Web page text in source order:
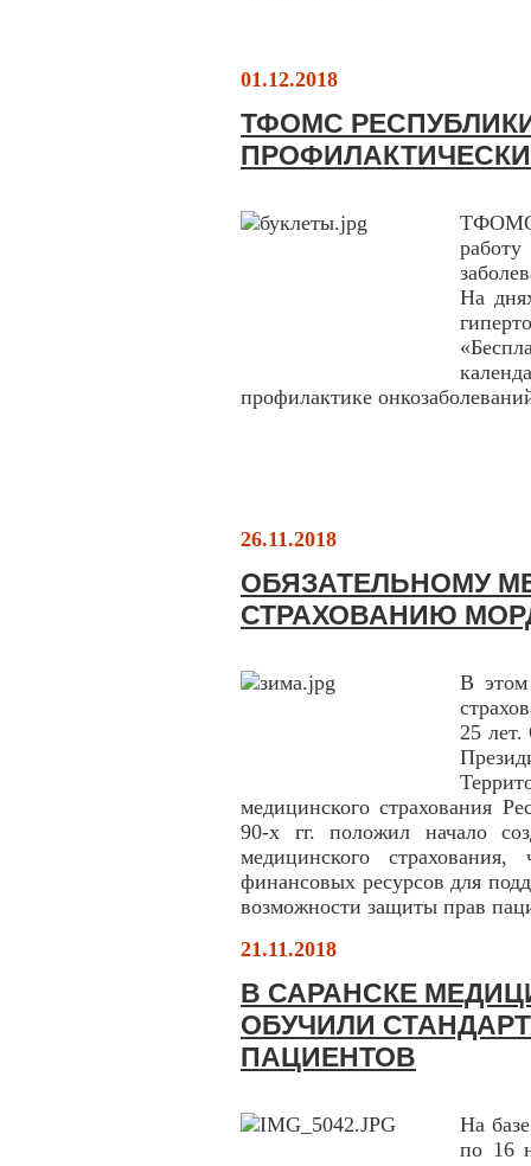
01.12.2018
ТФОМС
ТФОМС
На
профилактике
26.11.2018
ОБЯЗАТЕЛЬНОМУ
СТРАХОВАНИЮ
В этом
25 лет.
медицинского страхования
90-х гг. положил начало
медицинского
финансовых ресурсов для
возможности защиты прав
21.11.2018
В САРАНСКЕ
ОБУЧИЛИ
ПАЦИЕНТОВ
На
по 16